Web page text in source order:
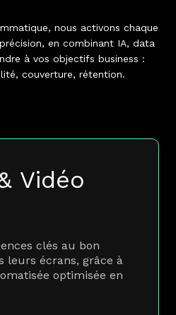
nous activons chaque
en combinant IA, data
à vos objectifs business :
couverture, rétention.
Vidéo
clés au bon
leurs écrans, grâce à
optimisée en